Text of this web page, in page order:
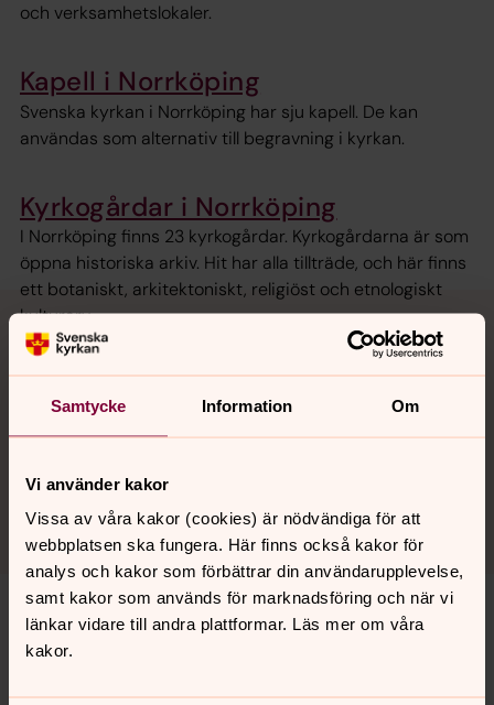
Samtycke Information Om
Vi använder kakor
Vissa av våra kakor (cookies) är nödvändiga för att
webbplatsen ska fungera. Här finns också kakor för
analys och kakor som förbättrar din användarupplevelse,
samt kakor som används för marknadsföring och när vi
länkar vidare till andra plattformar. Läs mer om våra
kakor.
och verksamhetslokaler.
Kapell i Norrköping
Svenska kyrkan i Norrköping har sju kapell. De kan
användas som alternativ till begravning i kyrkan.
Kyrkogårdar i Norrköping
I Norrköping finns 23 kyrkogårdar. Kyrkogårdarna är som
öppna historiska arkiv. Hit har alla tillträde, och här finns
ett botaniskt, arkitektoniskt, religiöst och etnologiskt
kulturarv.
Digitala guider i Norrköping
Nu har Norrköpings pastorat tagit fram digitala
vandringar där du som vill enkelt ska kunna läsa om vår
i appen Kyrkguiden.
Synpunkter eller frågor på sidans